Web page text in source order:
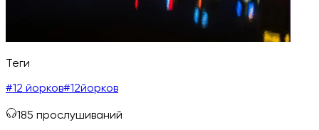
Теги
#12 йорков#12йорков
185 прослушиваний